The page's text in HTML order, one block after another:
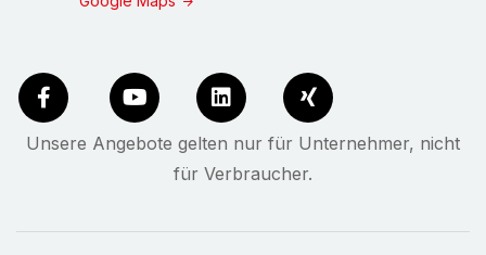
Unsere Angebote gelten nur für Unternehmer, nicht
für Verbraucher.